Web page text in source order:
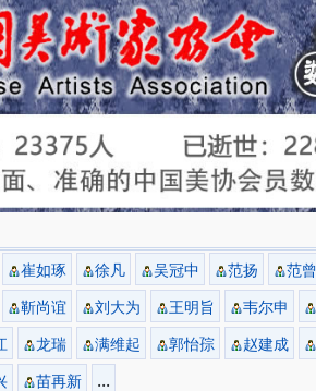
崔如琢 徐凡 吴冠中 范扬 范曾
靳尚谊 刘大为 王明旨 韦尔申
龙瑞 满维起 郭怡孮 赵建成
苗再新 ...